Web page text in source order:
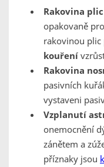
Rakovina plic
opakovaně
rakovinou plic
kouření
Rakovina
pasivních
vystaveni
Vzplanutí
onemocnění
zánětem a
příznaky jsou